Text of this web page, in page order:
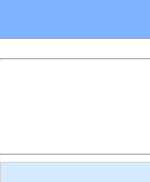
חידות חיפוש